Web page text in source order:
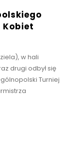
w hali
drugi odbył się
Turniej